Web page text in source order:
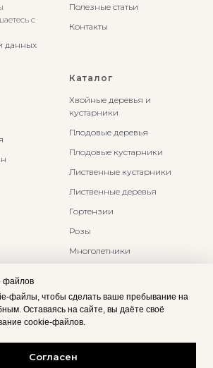
с
данных
Полезные статьи
Контакты
Каталог
Хвойные деревья и
кустарники
Плодовые деревья
Плодовые кустарники
Лиственные кустарники
Лиственные деревья
Гортензии
Розы
Многолетники
файлов
файлы, чтобы сделать ваше пребывание на
Оставаясь на сайте, вы даёте своё
cookie-файлов.
Согласен